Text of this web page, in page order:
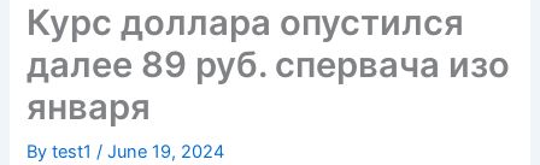
Курс доллара опустился
далее 89 руб. спервача изо
января
Bytest1/June 19, 2024